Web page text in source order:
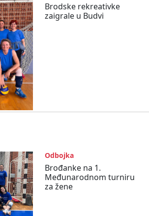
Brodske rekreativke
zaigrale u Budvi
Odbojka
Brođanke na 1.
Međunarodnom turniru
za žene